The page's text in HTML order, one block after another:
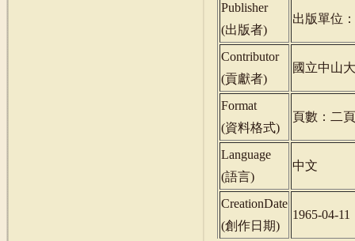
Publisher
(出版者)
出版單位
Contributor
(貢獻者)
國立中山
Format
(資料格式)
頁數：二頁
Language
(語言)
中文
CreationDate
(創作日期)
1965-04-11